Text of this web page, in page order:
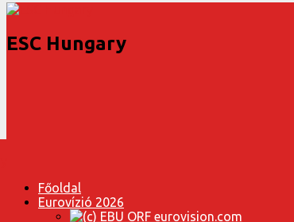
ESC Hungary
Főoldal
Eurovízió 2026